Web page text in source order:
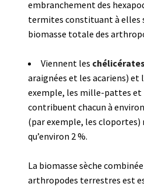
embranchement des
termites constituant à elles
biomasse totale des
Viennent les chélicérates
araignées et les acariens) et
exemple, les mille-pattes et
contribuent chacun à environ
(par exemple, les
qu’environ 2 %.
La biomasse sèche
arthropodes terrestres est